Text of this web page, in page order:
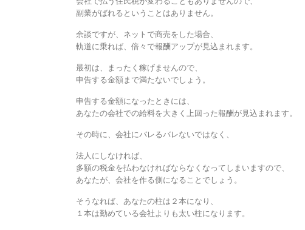
副業がばれるということはありません。
余談ですが、ネットで商売をした場合、
軌道に乗れば、倍々で報酬アップが見込まれます。
最初は、まったく稼げませんので、
申告する金額まで満たないでしょう。
申告する金額になったときには、
あなたの会社での給料を大きく上回った報酬が見込まれます。
その時に、会社にバレるバレないではなく、
法人にしなければ、
多額の税金を払わなければならなくなってしまいますので、
あなたが、会社を作る側になることでしょう。
そうなれば、あなたの柱は２本になり、
１本は勤めている会社よりも太い柱になります。